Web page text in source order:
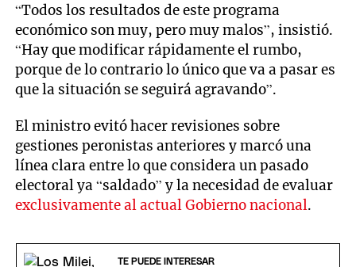
“Todos los resultados de este programa
económico son muy, pero muy malos”, insistió.
“Hay que modificar rápidamente el rumbo,
porque de lo contrario lo único que va a pasar es
que la situación se seguirá agravando”.
El ministro evitó hacer revisiones sobre
gestiones peronistas anteriores y marcó una
línea clara entre lo que considera un pasado
electoral ya “saldado” y la necesidad de evaluar
exclusivamente al actual Gobierno nacional.
TE PUEDE INTERESAR